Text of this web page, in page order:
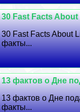
30 Fast Facts About
30 Fast Facts About
факты...
13 фактов о Дне
13 фактов о Дне
факты...